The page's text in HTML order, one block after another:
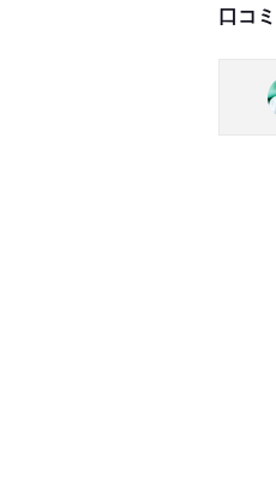
口コミ